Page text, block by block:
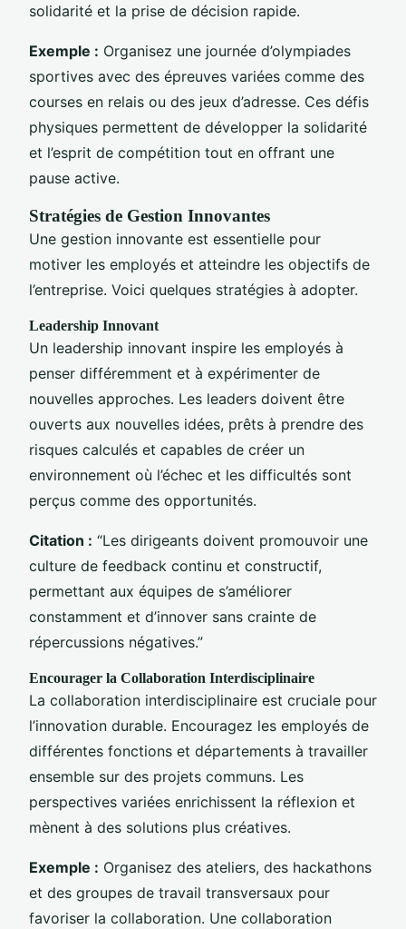
solidarité et la prise de décision rapide.
Exemple : Organisez une journée d’olympiades
sportives avec des épreuves variées comme des
courses en relais ou des jeux d’adresse. Ces défis
physiques permettent de développer la solidarité
et l’esprit de compétition tout en offrant une
pause active.
Stratégies de Gestion Innovantes
Une gestion innovante est essentielle pour
motiver les employés et atteindre les objectifs de
l’entreprise. Voici quelques stratégies à adopter.
Leadership Innovant
Un leadership innovant inspire les employés à
penser différemment et à expérimenter de
nouvelles approches. Les leaders doivent être
ouverts aux nouvelles idées, prêts à prendre des
risques calculés et capables de créer un
environnement où l’échec et les difficultés sont
perçus comme des opportunités.
Citation : “Les dirigeants doivent promouvoir une
culture de feedback continu et constructif,
permettant aux équipes de s’améliorer
constamment et d’innover sans crainte de
répercussions négatives.”
Encourager la Collaboration Interdisciplinaire
La collaboration interdisciplinaire est cruciale pour
l’innovation durable. Encouragez les employés de
différentes fonctions et départements à travailler
ensemble sur des projets communs. Les
perspectives variées enrichissent la réflexion et
mènent à des solutions plus créatives.
Exemple : Organisez des ateliers, des hackathons
et des groupes de travail transversaux pour
favoriser la collaboration. Une collaboration